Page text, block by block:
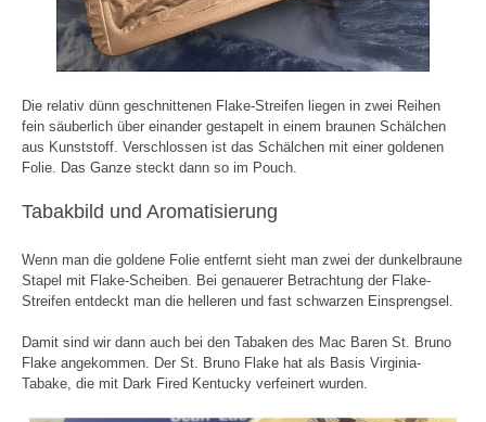
Die relativ dünn geschnittenen Flake-Streifen liegen in zwei Reihen
fein säuberlich über einander gestapelt in einem braunen Schälchen
aus Kunststoff. Verschlossen ist das Schälchen mit einer goldenen
Folie. Das Ganze steckt dann so im Pouch.
Tabakbild und Aromatisierung
Wenn man die goldene Folie entfernt sieht man zwei der dunkelbraune
Stapel mit Flake-Scheiben. Bei genauerer Betrachtung der Flake-
Streifen entdeckt man die helleren und fast schwarzen Einsprengsel.
Damit sind wir dann auch bei den Tabaken des Mac Baren St. Bruno
Flake angekommen. Der St. Bruno Flake hat als Basis Virginia-
Tabake, die mit Dark Fired Kentucky verfeinert wurden.